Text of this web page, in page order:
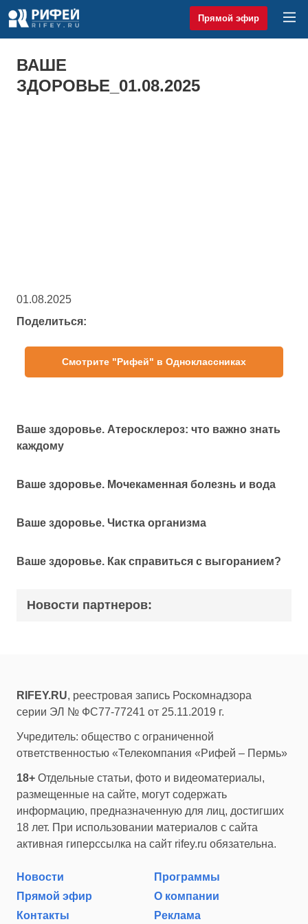
Прямой эфир
ВАШЕ
ЗДОРОВЬЕ_01.08.2025
01.08.2025
Поделиться:
Смотрите "Рифей" в Одноклассниках
Ваше здоровье. Атеросклероз: что важно знать
каждому
Ваше здоровье. Мочекаменная болезнь и вода
Ваше здоровье. Чистка организма
Ваше здоровье. Как справиться с выгоранием?
Новости партнеров:
RIFEY.RU, реестровая запись Роскомнадзора
серии ЭЛ № ФС77-77241 от 25.11.2019 г.
Учредитель: общество с ограниченной
ответственностью «Телекомпания «Рифей – Пермь»
18+ Отдельные статьи, фото и видеоматериалы,
размещенные на сайте, могут содержать
информацию, предназначенную для лиц, достигших
18 лет. При использовании материалов с сайта
активная гиперссылка на сайт rifey.ru обязательна.
Новости
Программы
Прямой эфир
О компании
Контакты
Реклама